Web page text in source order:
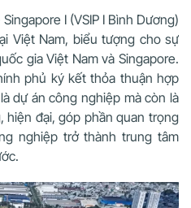
I (VSIP I Bình Dương)
Việt Nam, biểu tượng cho sự
gia Việt Nam và Singapore.
phủ ký kết thỏa thuận hợp
dự án công nghiệp mà còn là
hiện đại, góp phần quan trọng
nghiệp trở thành trung tâm